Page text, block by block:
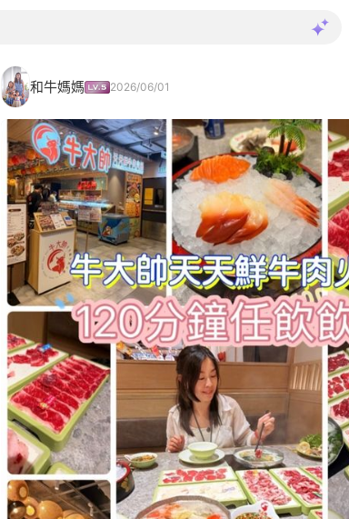
和牛媽媽 2026/06/01